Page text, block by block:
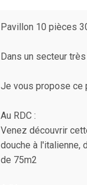
Pavillon 10 pièces
Dans un secteur
Je vous propose ce
Au RDC :
Venez découvrir
douche à l'italienne,
de 75m2